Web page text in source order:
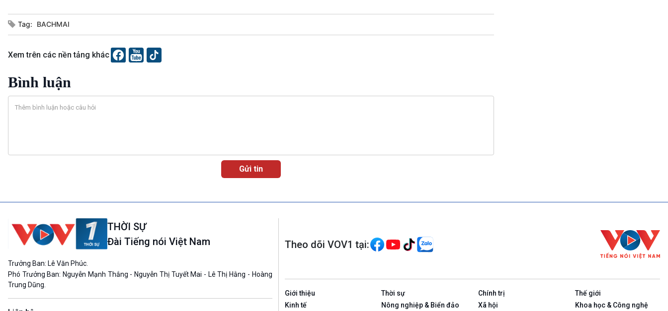
Tag: BACHMAI
Xem trên các nền tảng khác
Bình luận
THỜI SỰ
Đài Tiếng nói Việt Nam
Trưởng Ban: Lê Văn Phúc.
Phó Trưởng Ban: Nguyễn Mạnh Thắng - Nguyễn Thị Tuyết Mai - Lê Thị Hằng - Hoàng
Trung Dũng.
Theo dõi VOV1 tại:
Giới thiệu Thời sự Chính trị
Thế giới
Kinh tế
Nông nghiệp & Biển đảo Xã hội Khoa học & Công nghệ